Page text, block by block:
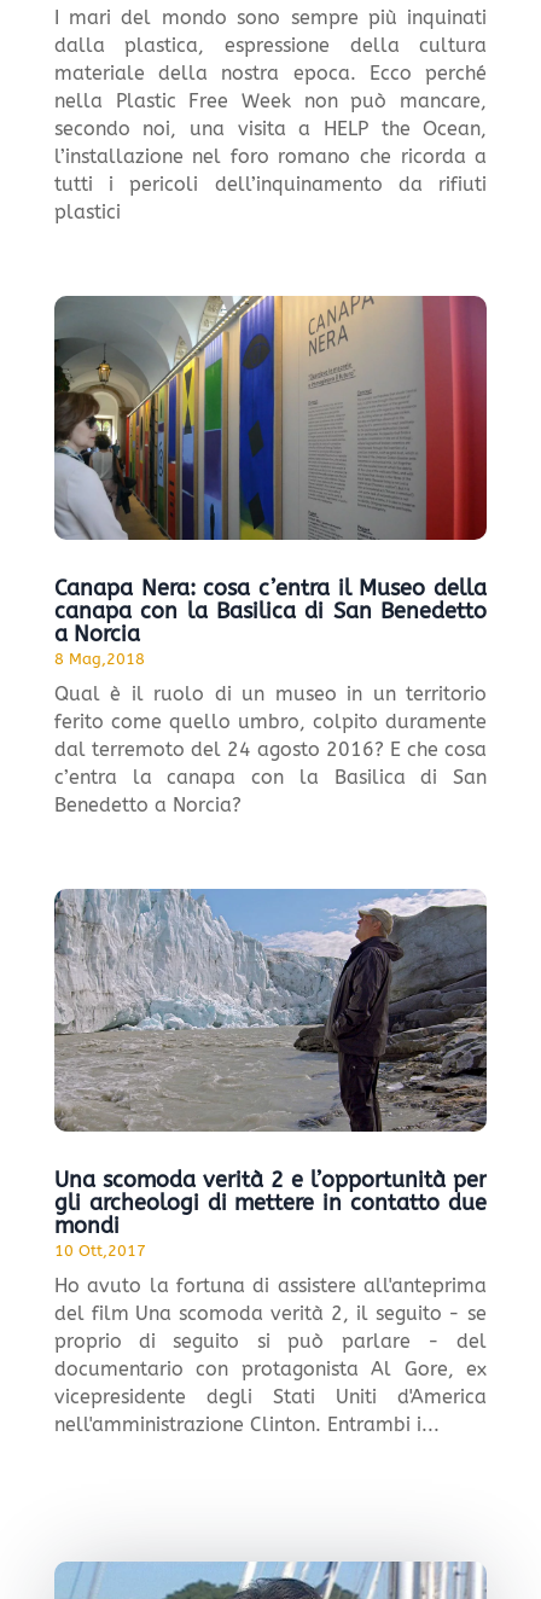
I mari del mondo sono sempre più inquinati
dalla plastica, espressione della cultura
materiale della nostra epoca. Ecco perché
nella Plastic Free Week non può mancare,
secondo noi, una visita a HELP the Ocean,
l’installazione nel foro romano che ricorda a
tutti i pericoli dell’inquinamento da rifiuti
plastici
Canapa Nera: cosa c’entra il Museo della
canapa con la Basilica di San Benedetto
a Norcia
8 Mag,2018
Qual è il ruolo di un museo in un territorio
ferito come quello umbro, colpito duramente
dal terremoto del 24 agosto 2016? E che cosa
c’entra la canapa con la Basilica di San
Benedetto a Norcia?
Una scomoda verità 2 e l’opportunità per
gli archeologi di mettere in contatto due
mondi
10 Ott,2017
Ho avuto la fortuna di assistere all'anteprima
del film Una scomoda verità 2, il seguito - se
proprio di seguito si può parlare - del
documentario con protagonista Al Gore, ex
vicepresidente degli Stati Uniti d'America
nell'amministrazione Clinton. Entrambi i...